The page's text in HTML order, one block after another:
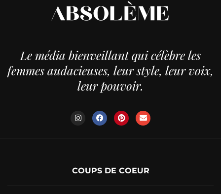
Le média bienveillant qui célèbre les
femmes audacieuses, leur style, leur voix,
leur pouvoir.
COUPS DE COEUR